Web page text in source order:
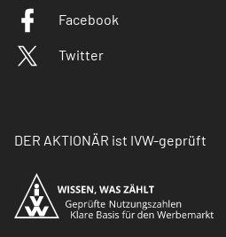
Facebook
Twitter
DER AKTIONÄR ist IVW-geprüft